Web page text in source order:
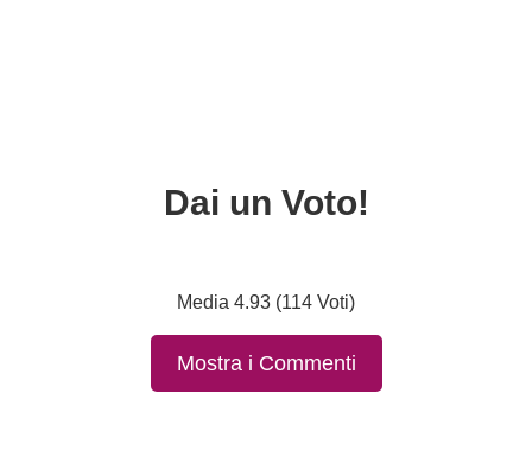
Dai un Voto!
Media 4.93 (114 Voti)
Mostra i Commenti